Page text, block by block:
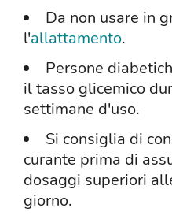
Da non usare in
l'allattamento.
Persone
il tasso glicemico
settimane d'uso.
Si consiglia di
curante prima di
dosaggi superiori
giorno.